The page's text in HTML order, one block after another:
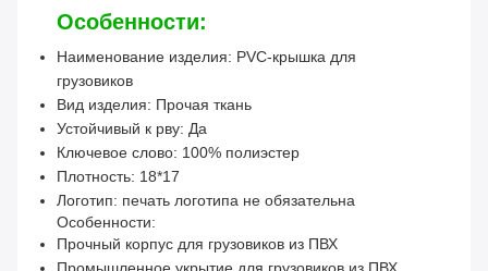
Особенности:
Наименование изделия: PVC-крышка для
грузовиков
Вид изделия: Прочая ткань
Устойчивый к рву: Да
Ключевое слово: 100% полиэстер
Плотность: 18*17
Логотип: печать логотипа не обязательна
Особенности:
Прочный корпус для грузовиков из ПВХ